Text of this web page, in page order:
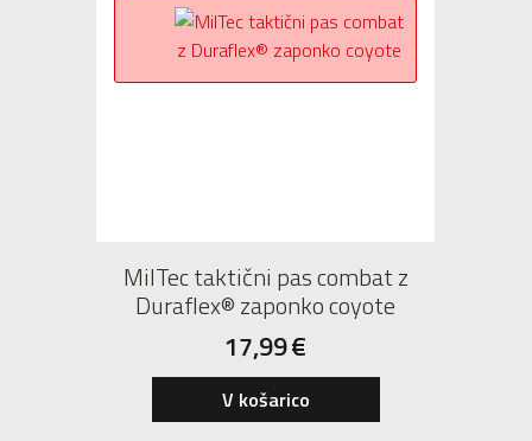
MilTec taktični pas combat z
Duraflex® zaponko coyote
17,99€
V košarico